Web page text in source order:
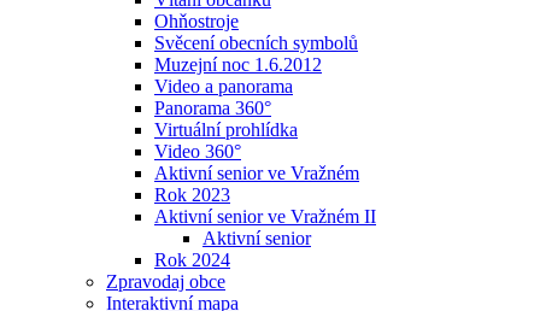
Ohňostroje
Svěcení obecních symbolů
Muzejní noc 1.6.2012
Video a panorama
Panorama 360°
Virtuální prohlídka
Video 360°
Aktivní senior ve Vražném
Rok 2023
Aktivní senior ve Vražném II
Aktivní senior
Rok 2024
Zpravodaj obce
Interaktivní mapa